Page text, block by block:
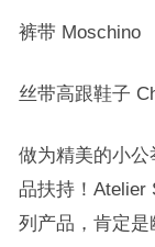
裤带 Moschino
丝带高跟鞋子
做为精美的小
品扶持！ Atelier
列产品，肯定是